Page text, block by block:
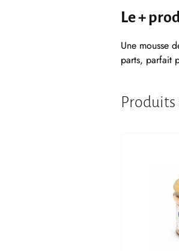
Le +
Une mousse
parts, parfait